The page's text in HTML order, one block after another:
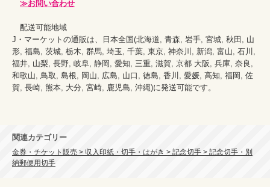
≫お問い合わせ
配送可能地域
J・マーケットの通販は、日本全国(北海道, 青森, 岩手, 宮城, 秋田, 山
形, 福島, 茨城, 栃木, 群馬, 埼玉, 千葉, 東京, 神奈川, 新潟, 富山, 石川,
福井, 山梨, 長野, 岐阜, 静岡, 愛知, 三重, 滋賀, 京都 大阪, 兵庫, 奈良,
和歌山, 鳥取, 島根, 岡山, 広島, 山口, 徳島, 香川, 愛媛, 高知, 福岡, 佐
賀, 長崎, 熊本, 大分, 宮崎, 鹿児島, 沖縄)に発送可能です。
関連カテゴリー
金券・チケット販売 > 収入印紙・切手・はがき > 記念切手 > 記念切手・別
納郵便用切手